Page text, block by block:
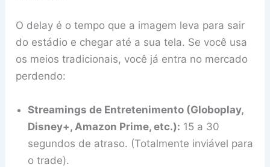
O delay é o tempo que a imagem leva para sair
do estádio e chegar até a sua tela. Se você usa
os meios tradicionais, você já entra no mercado
perdendo:
Streamings de Entretenimento (Globoplay,
Disney+, Amazon Prime, etc.): 15 a 30
segundos de atraso. (Totalmente inviável para
o trade).